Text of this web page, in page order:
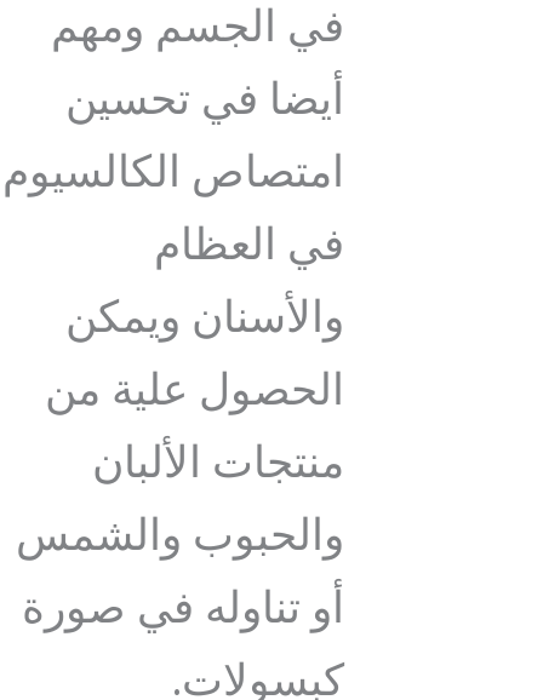
في الجسم ومهم
أيضا في تحسين
امتصاص الكالسيوم
في العظام
والأسنان ويمكن
الحصول علية من
منتجات الألبان
والحبوب والشمس
أو تناوله في صورة
كبسولات.